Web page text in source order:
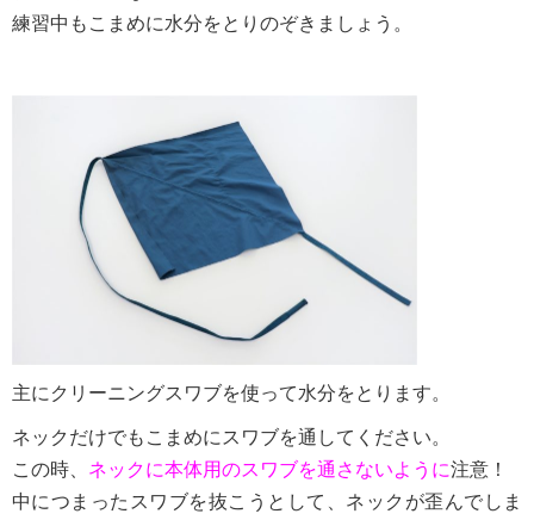
練習中もこまめに水分をとりのぞきましょう。
主にクリーニングスワブを使って水分をとります。
ネックだけでもこまめにスワブを通してください。
この時、 ネックに本体用のスワブを通さないように注意！
中につまったスワブを抜こうとして、ネックが歪んでしま